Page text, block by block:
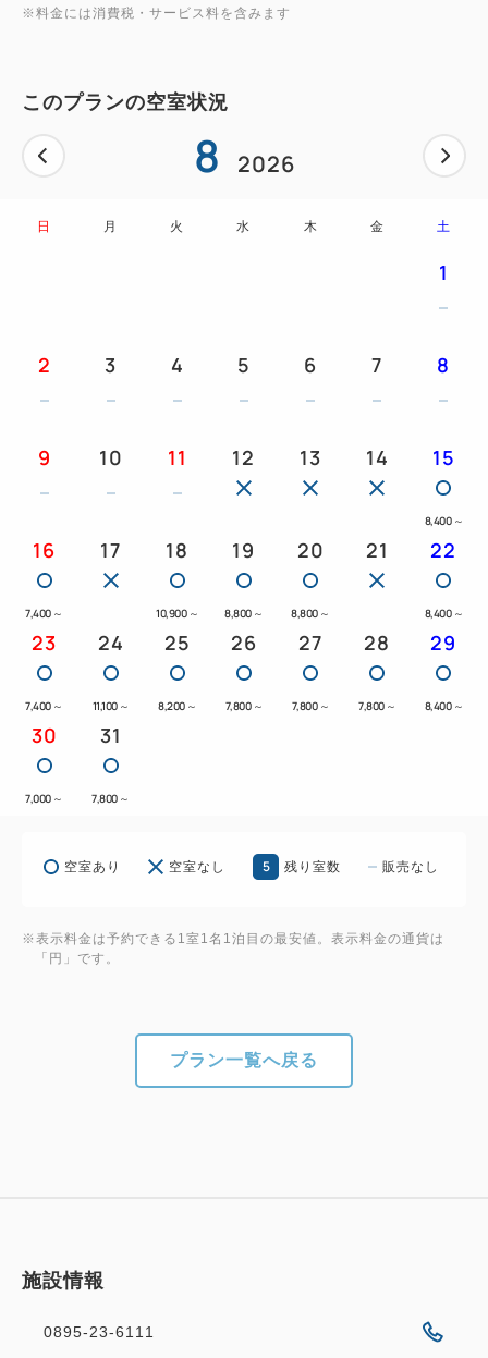
・スタンダードシングル(15㎡～16㎡)
・スタンダードツイン(19㎡)
・デラックスツイン(25㎡)
2名利用時には1台のベッド（120cm幅）でのご利用
予めご了承ください。
※料金には消費税・サービス料を含みます
このプランの空室状況
8 2026
日 月 火 水 木 金 土
1
2 3 4 5 6 7 8
9 10 11 12 13 14 15
8,400 ～
16
7,400 ～
17 18
10,900 ～
19
8,800 ～
20
8,800 ～
21 22
8,400 ～
23
7,400 ～
24
11,100 ～
25
8,200 ～
26
7,800 ～
27
7,800 ～
28
7,800 ～
29
8,400 ～
30
7,000 ～
31
7,800 ～
空室あり 空室なし 5 残り室数 販売なし
※表示料金は予約できる1室1名1泊目の最安値。表示料金の通貨は
「円」です。
プラン一覧へ戻る
施設情報
0895-23-6111